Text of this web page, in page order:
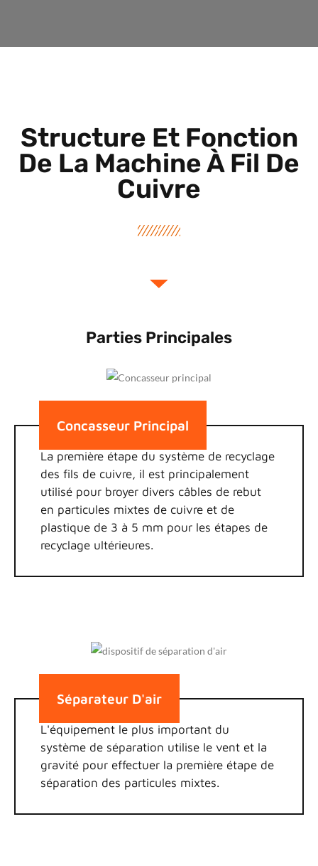
Structure Et Fonction
De La Machine À Fil De
Cuivre
Parties Principales
Concasseur Principal
La première étape du système de recyclage
des fils de cuivre, il est principalement
utilisé pour broyer divers câbles de rebut
en particules mixtes de cuivre et de
plastique de 3 à 5 mm pour les étapes de
recyclage ultérieures.
Séparateur D'air
L'équipement le plus important du
système de séparation utilise le vent et la
gravité pour effectuer la première étape de
séparation des particules mixtes.